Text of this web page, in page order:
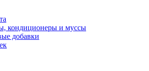
кондиционеры и муссы
добавки